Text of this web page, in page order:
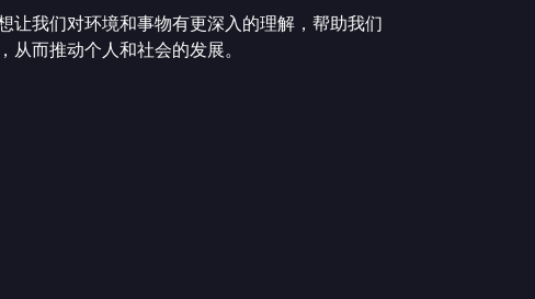
让我们对环境和事物有更深入的理解，帮助我们
而推动个人和社会的发展。